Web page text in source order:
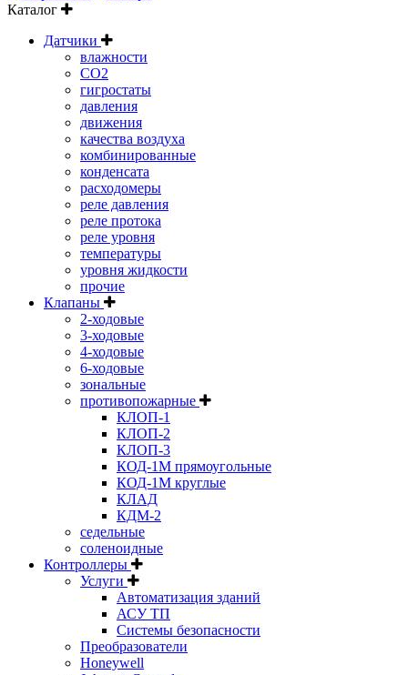
Каталог
Датчики
влажности
CO2
гигростаты
давления
движения
качества воздуха
комбинированные
конденсата
расходомеры
реле давления
реле протока
реле уровня
температуры
уровня жидкости
прочие
Клапаны
2-ходовые
3-ходовые
4-ходовые
6-ходовые
зональные
противопожарные
КЛОП-1
КЛОП-2
КЛОП-3
КОД-1М прямоугольные
КОД-1М круглые
КЛАД
КДМ-2
седельные
соленоидные
Контроллеры
Услуги
Автоматизация зданий
АСУ ТП
Системы безопасности
Преобразователи
Honeywell